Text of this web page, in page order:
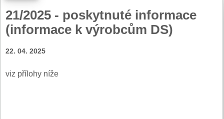
21/2025 - poskytnuté informace
(informace k výrobcům DS)
22. 04. 2025
viz přílohy níže